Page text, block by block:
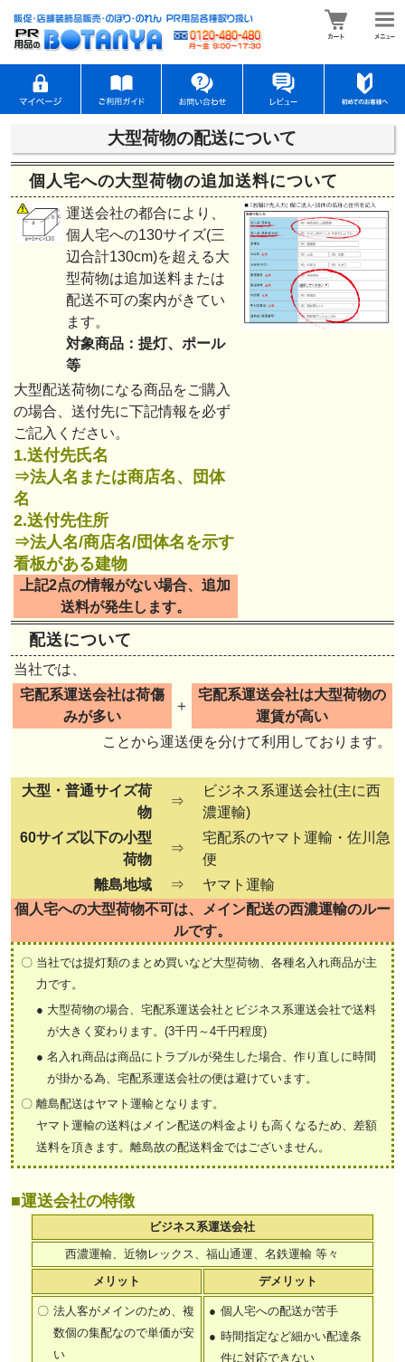
大型荷物の配送について
個人宅への大型荷物の追加送料について
運送会社の都合により、
個人宅への130サイズ(三
辺合計130cm)を超える大
型荷物は追加送料または
配送不可の案内がきてい
ます。
対象商品：提灯、ポール
等
大型配送荷物になる商品をご購入
の場合、送付先に下記情報を必ず
ご記入ください。
1.送付先氏名
⇒法人名または商店名、団体
名
2.送付先住所
⇒法人名/商店名/団体名を示す
看板がある建物
上記2点の情報がない場合、追加
送料が発生します。
配送について
当社では、
宅配系運送会社は荷傷
みが多い
＋
宅配系運送会社は大型荷物の
運賃が高い
ことから運送便を分けて利用しております。
大型・普通サイズ荷
物
⇒
ビジネス系運送会社(主に西
濃運輸)
60サイズ以下の小型
荷物
⇒
宅配系のヤマト運輸・佐川急
便
離島地域
⇒
ヤマト運輸
個人宅への大型荷物不可は、メイン配送の西濃運輸のルー
ルです。
〇 当社では提灯類のまとめ買いなど大型荷物、各種名入れ商品が主
力です。
● 大型荷物の場合、宅配系運送会社とビジネス系運送会社で送料
が大きく変わります。(3千円～4千円程度)
● 名入れ商品は商品にトラブルが発生した場合、作り直しに時間
が掛かる為、宅配系運送会社の便は避けています。
〇 離島配送はヤマト運輸となります。
ヤマト運輸の送料はメイン配送の料金よりも高くなるため、差額
送料を頂きます。離島故の配送料金ではございません。
■運送会社の特徴
ビジネス系運送会社
西濃運輸、近物レックス、福山通運、名鉄運輸 等々
メリット
デメリット
〇 法人客がメインのため、複
数個の集配なので単価が安
い
● 個人宅への配送が苦手
● 時間指定など細かい配達条
件に対応できない